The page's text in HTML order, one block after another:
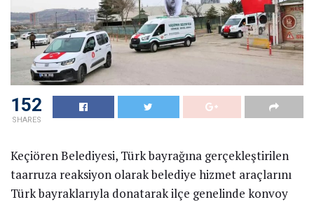
152
SHARES
Keçiören Belediyesi, Türk bayrağına gerçekleştirilen
taarruza reaksiyon olarak belediye hizmet araçlarını
Türk bayraklarıyla donatarak ilçe genelinde konvoy